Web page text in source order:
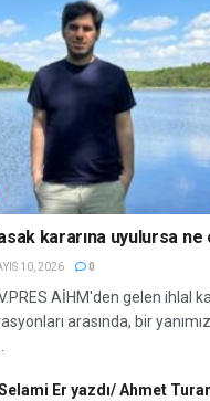
kararına uyulursa ne
10, 2026 0
AİHM'den gelen ihlal
arasında, bir
Er yazdı/ Ahmet